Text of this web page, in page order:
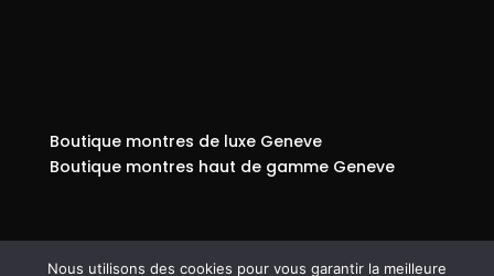
Boutique montres de luxe Geneve
Boutique montres haut de gamme Geneve
Nous utilisons des cookies pour vous garantir la meilleure